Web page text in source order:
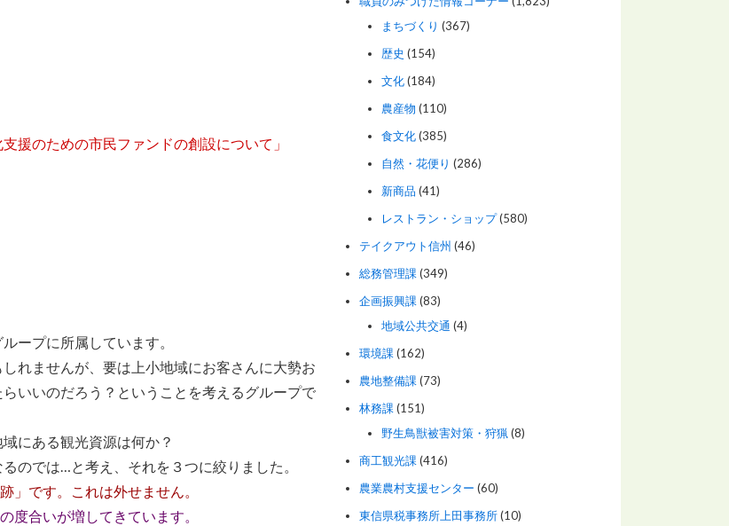
援のための市民ファンドの創設について」
ープに所属しています。
れませんが、要は上小地域にお客さんに大勢お
いいのだろう？ということを考えるグループで
にある観光資源は何か？
のでは…と考え、それを３つに絞りました。
」です。これは外せません。
度合いが増してきています。
まちづくり (367)
歴史 (154)
文化(184)
農産物 (110)
食文化(385)
自然・花便り (286)
新商品 (41)
レストラン・ショップ(580)
テイクアウト信州 (46)
総務管理課(349)
企画振興課(83)
地域公共交通 (4)
環境課(162)
農地整備課(73)
林務課(151)
野生鳥獣被害対策・狩猟(8)
商工観光課(416)
農業農村支援センター (60)
東信県税事務所上田事務所(10)